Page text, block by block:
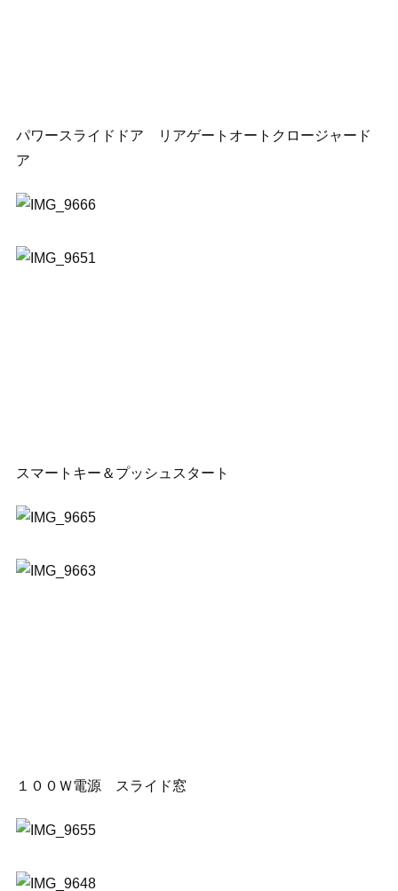
パワースライドドア リアゲートオートクロージャード
ア
スマートキー＆プッシュスタート
１００Ｗ電源 スライド窓